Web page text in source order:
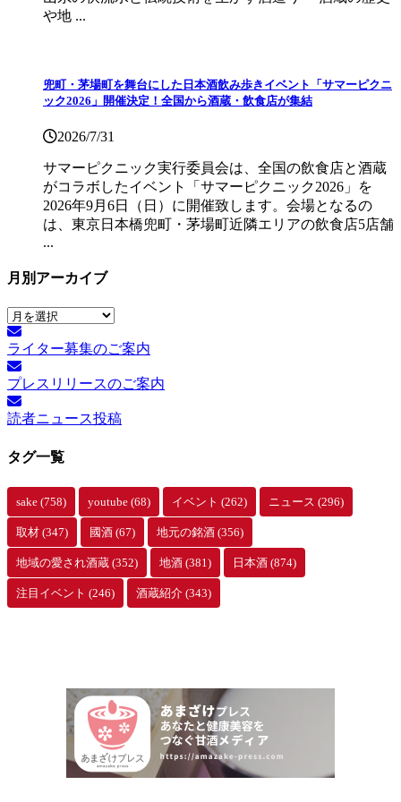
や地 ...
兜町・茅場町を舞台にした日本酒飲み歩きイベント「サマーピクニ
ック2026」開催決定！全国から酒蔵・飲食店が集結
2026/7/31
サマーピクニック実⾏委員会は、全国の飲⾷店と酒蔵
がコラボしたイベント「サマーピクニック2026」を
2026年9月6日（日）に開催致します。会場となるの
は、東京日本橋兜町・茅場町近隣エリアの飲食店5店舗
...
月別アーカイブ
月
別
ア
ー
カ
イ
ブ
ライター募集のご案内
プレスリリースのご案内
読者ニュース投稿
タグ一覧
sake (758) youtube (68) イベント (262) ニュース (296)
取材 (347) 國酒 (67) 地元の銘酒 (356)
地域の愛され酒蔵 (352) 地酒 (381) 日本酒 (874)
注目イベント (246) 酒蔵紹介 (343)